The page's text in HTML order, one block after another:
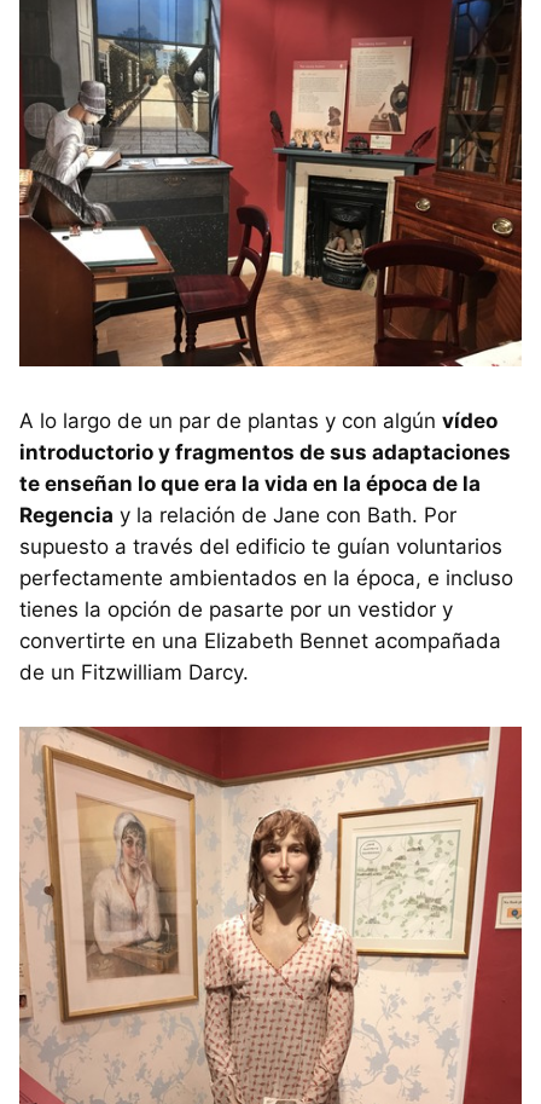
A lo largo de un par de plantas y con algún vídeo
introductorio y fragmentos de sus adaptaciones
te enseñan lo que era la vida en la época de la
Regencia y la relación de Jane con Bath. Por
supuesto a través del edificio te guían voluntarios
perfectamente ambientados en la época, e incluso
tienes la opción de pasarte por un vestidor y
convertirte en una Elizabeth Bennet acompañada
de un Fitzwilliam Darcy.